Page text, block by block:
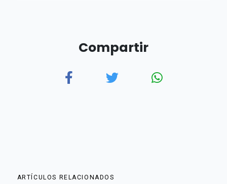
Compartir
ARTÍCULOS RELACIONADOS